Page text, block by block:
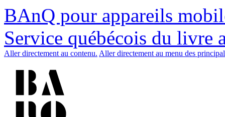
BAnQ pour appareils
Service québécois du livre
Aller directement au contenu. Aller directement au menu des